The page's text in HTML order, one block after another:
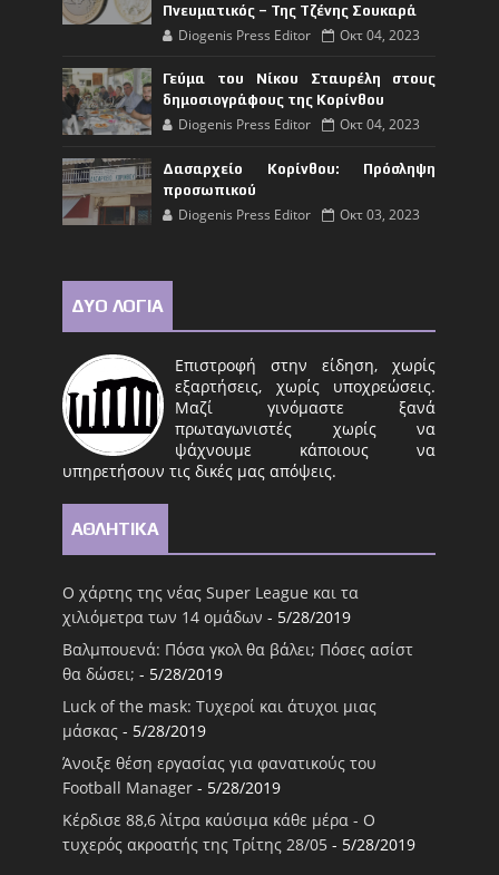
Πνευματικός – Της Τζένης Σουκαρά
Diogenis Press Editor Οκτ 04, 2023
Γεύμα του Νίκου Σταυρέλη στους
δημοσιογράφους της Κορίνθου
Diogenis Press Editor Οκτ 04, 2023
Δασαρχείο Κορίνθου: Πρόσληψη
προσωπικού
Diogenis Press Editor Οκτ 03, 2023
ΔΥΟ ΛΟΓΙΑ
Επιστροφή στην είδηση, χωρίς
εξαρτήσεις, χωρίς υποχρεώσεις.
Μαζί γινόμαστε ξανά
πρωταγωνιστές χωρίς να
ψάχνουμε κάποιους να
υπηρετήσουν τις δικές μας απόψεις.
ΑΘΛΗΤΙΚΑ
Ο χάρτης της νέας Super League και τα
χιλιόμετρα των 14 ομάδων - 5/28/2019
Βαλμπουενά: Πόσα γκολ θα βάλει; Πόσες ασίστ
θα δώσει; - 5/28/2019
Luck of the mask: Τυχεροί και άτυχοι μιας
μάσκας - 5/28/2019
Άνοιξε θέση εργασίας για φανατικούς του
Football Μanager - 5/28/2019
Κέρδισε 88,6 λίτρα καύσιμα κάθε μέρα - Ο
τυχερός ακροατής της Τρίτης 28/05 - 5/28/2019